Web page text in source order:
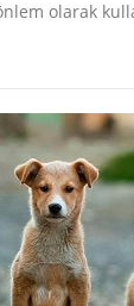
olarak